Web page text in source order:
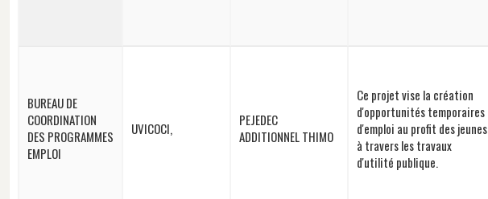
BUREAU DE
COORDINATION
DES PROGRAMMES
EMPLOI
UVICOCI,
PEJEDEC
ADDITIONNEL THIMO
Ce projet vise la création
d'opportunités temporaires
d'emploi au profit des jeunes
à travers les travaux
d'utilité publique.